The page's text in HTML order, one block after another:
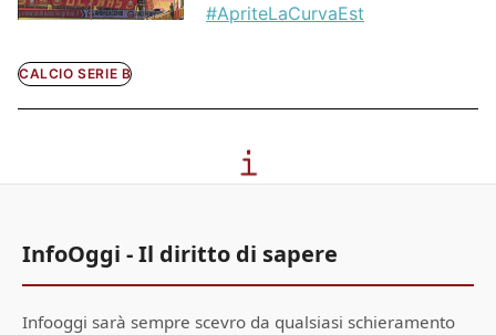
#ApriteLaCurvaEst
CALCIO SERIE B
InfoOggi - Il diritto di sapere
Infooggi sarà sempre scevro da qualsiasi schieramento